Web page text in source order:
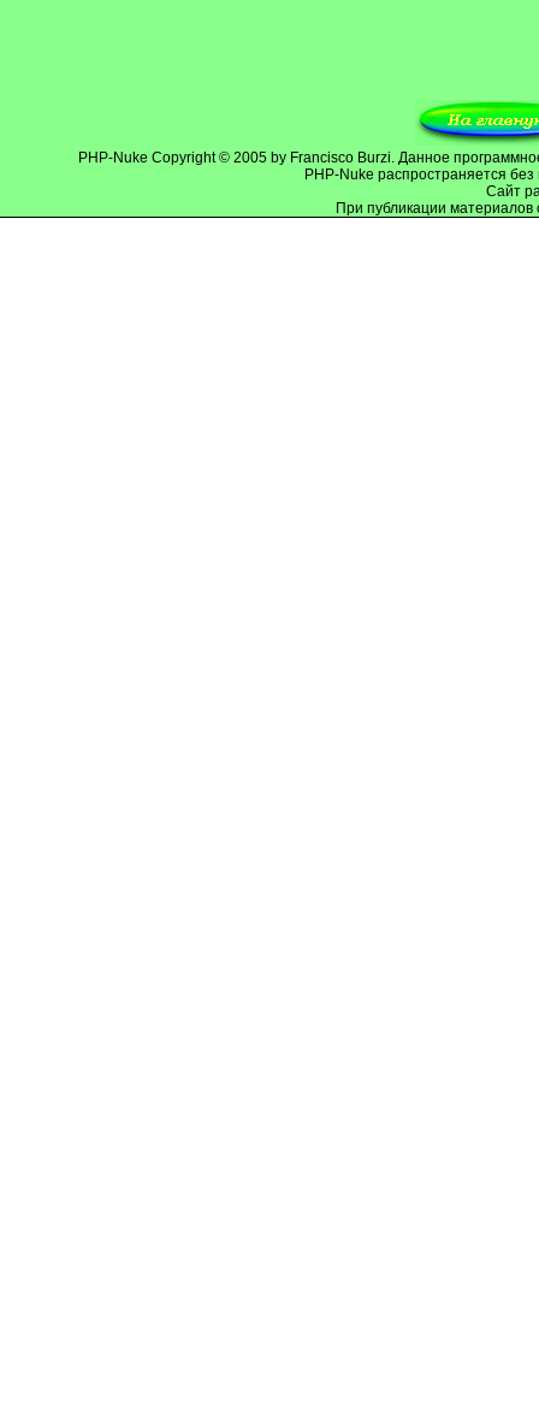
PHP-Nuke Copyright © 2005 by Francisco Burzi. Данное
PHP-Nuke распространяется
Cайт
При публикации